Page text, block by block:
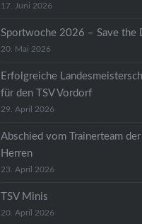
17. Juni 2026
Sportwoche 2026 – Save the
20. Mai 2026
Erfolgreiche
für den TSV Vordorf
29. April 2026
Abschied vom Trainerteam
Herren
23. April 2026
TSV Minis
20. April 2026